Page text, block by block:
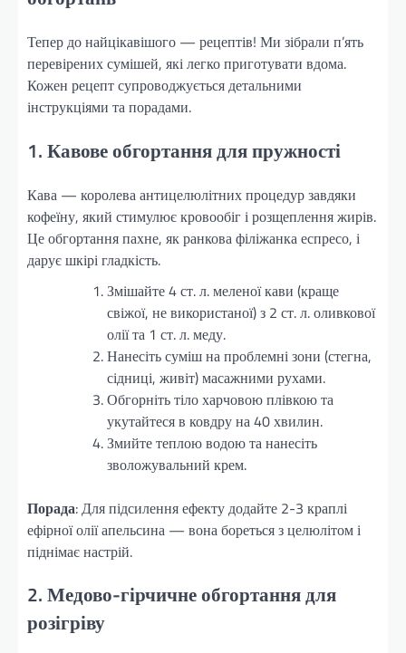
Тепер до найцікавішого — рецептів! Ми зібрали п’ять
перевірених сумішей, які легко приготувати вдома.
Кожен рецепт супроводжується детальними
інструкціями та порадами.
1. Кавове обгортання для пружності
Кава — королева антицелюлітних процедур завдяки
кофеїну, який стимулює кровообіг і розщеплення жирів.
Це обгортання пахне, як ранкова філіжанка еспресо, і
дарує шкірі гладкість.
Змішайте 4 ст. л. меленої кави (краще
свіжої, не використаної) з 2 ст. л. оливкової
олії та 1 ст. л. меду.
Нанесіть суміш на проблемні зони (стегна,
сідниці, живіт) масажними рухами.
Обгорніть тіло харчовою плівкою та
укутайтеся в ковдру на 40 хвилин.
Змийте теплою водою та нанесіть
зволожувальний крем.
Порада: Для підсилення ефекту додайте 2-3 краплі
ефірної олії апельсина — вона бореться з целюлітом і
піднімає настрій.
2. Медово-гірчичне обгортання для
розігріву